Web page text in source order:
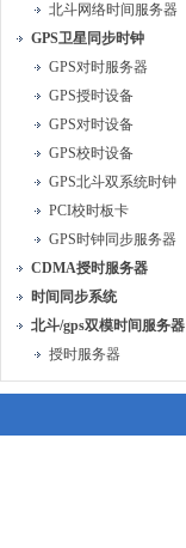
北斗网络时间服务器
GPS卫星同步时钟
GPS对时服务器
GPS授时设备
GPS对时设备
GPS校时设备
GPS北斗双系统时钟
PCI校时板卡
GPS时钟同步服务器
CDMA授时服务器
时间同步系统
北斗/gps双模时间服务器
授时服务器